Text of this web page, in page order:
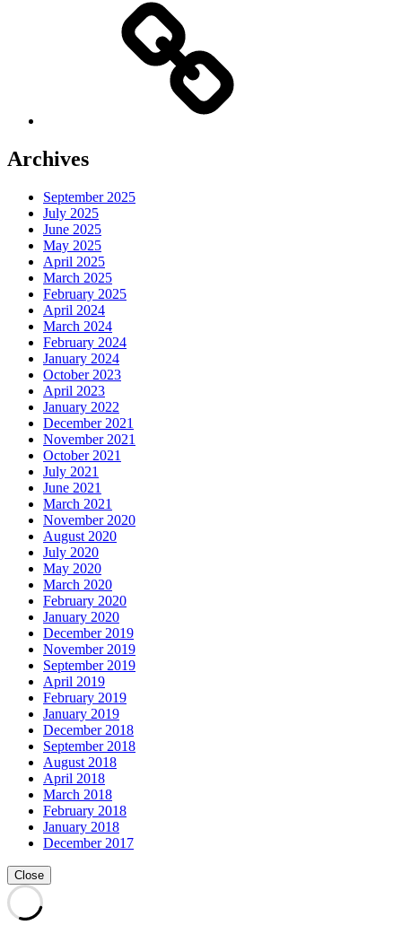
Archives
September 2025
July 2025
June 2025
May 2025
April 2025
March 2025
February 2025
April 2024
March 2024
February 2024
January 2024
October 2023
April 2023
January 2022
December 2021
November 2021
October 2021
July 2021
June 2021
March 2021
November 2020
August 2020
July 2020
May 2020
March 2020
February 2020
January 2020
December 2019
November 2019
September 2019
April 2019
February 2019
January 2019
December 2018
September 2018
August 2018
April 2018
March 2018
February 2018
January 2018
December 2017
Close